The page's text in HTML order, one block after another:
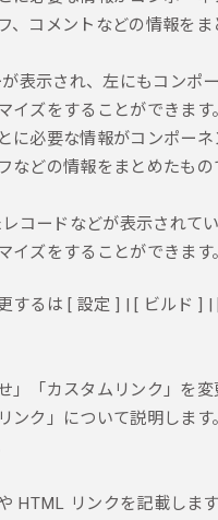
、コメントなどの情報をま
表示され、左にもコンポ
イズをすることができます
に必要な情報がコンポー
などの情報をまとめたもの
コードなどが表示されて
イズをすることができます
するは [ 設定 ] | [ ビルド ]
」「カスタムリンク」を
ンク」について説明します
HTML リンクを記載しま